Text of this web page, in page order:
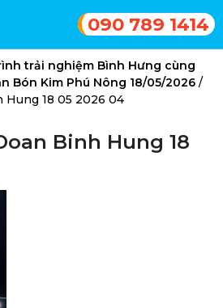
090 789 1414
trải nghiệm Bình Hưng cùng
Bón Kim Phú Nông 18/05/2026 /
Hung 18 05 2026 04
Binh Hung 18